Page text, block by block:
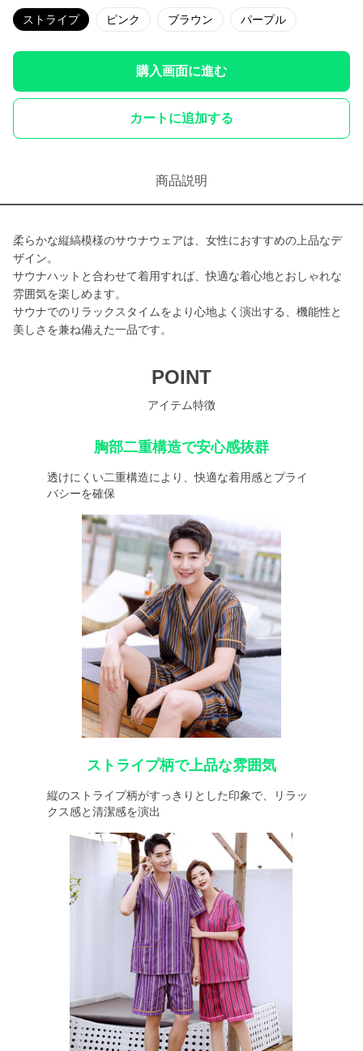
ストライプ ピンク ブラウン パープル
購入画面に進む
カートに追加する
商品説明
柔らかな縦縞模様のサウナウェアは、女性におすすめの上品なデ
ザイン。
サウナハットと合わせて着用すれば、快適な着心地とおしゃれな
雰囲気を楽しめます。
サウナでのリラックスタイムをより心地よく演出する、機能性と
美しさを兼ね備えた一品です。
POINT
アイテム特徴
胸部二重構造で安心感抜群
透けにくい二重構造により、快適な着用感とプライ
バシーを確保
ストライプ柄で上品な雰囲気
縦のストライプ柄がすっきりとした印象で、リラッ
クス感と清潔感を演出